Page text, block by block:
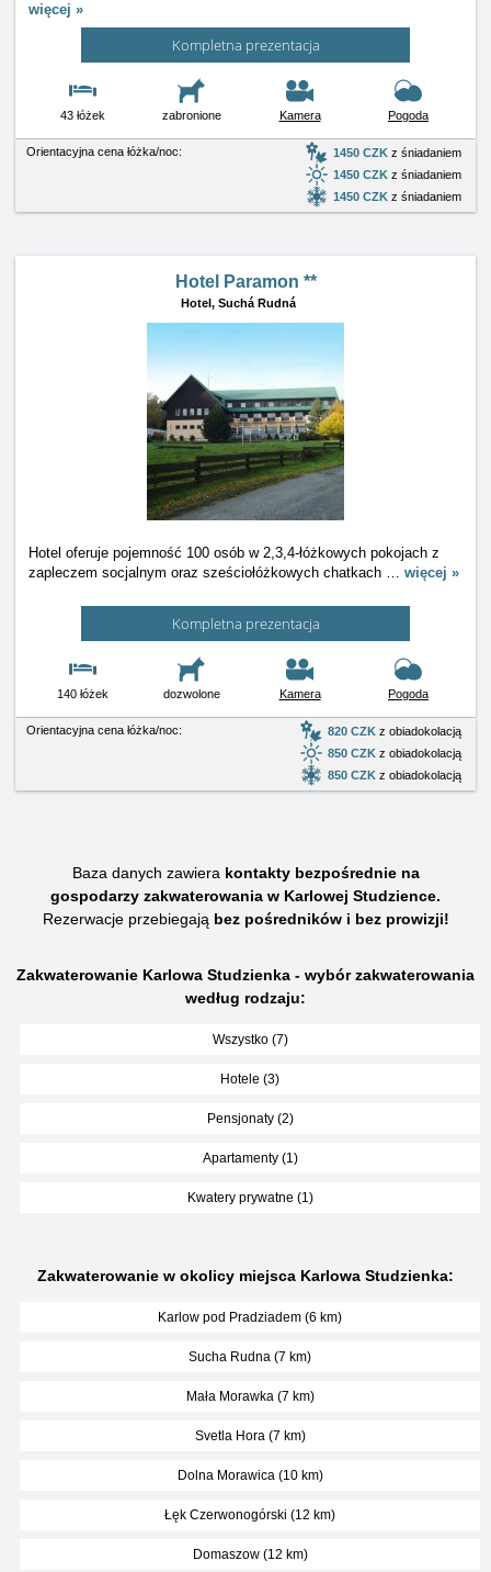
więcej »
Kompletna prezentacja
43 łóżek zabronione Kamera Pogoda
Orientacyjna cena łóżka/noc: 1450 CZK z śniadaniem
1450 CZK z śniadaniem
1450 CZK z śniadaniem
Hotel Paramon **
Hotel, Suchá Rudná
Hotel oferuje pojemność 100 osób w 2,3,4-łóżkowych pokojach z
zapleczem socjalnym oraz sześciołóżkowych chatkach … więcej »
Kompletna prezentacja
140 łóżek dozwolone Kamera Pogoda
Orientacyjna cena łóżka/noc: 820 CZK z obiadokolacją
850 CZK z obiadokolacją
850 CZK z obiadokolacją
Baza danych zawiera kontakty bezpośrednie na
gospodarzy zakwaterowania w Karlowej Studzience.
Rezerwacje przebiegają bez pośredników i bez prowizji!
Zakwaterowanie Karlowa Studzienka - wybór zakwaterowania
według rodzaju:
Wszystko (7)
Hotele (3)
Pensjonaty (2)
Apartamenty (1)
Kwatery prywatne (1)
Zakwaterowanie w okolicy miejsca Karlowa Studzienka:
Karlow pod Pradziadem (6 km)
Sucha Rudna (7 km)
Mała Morawka (7 km)
Svetla Hora (7 km)
Dolna Morawica (10 km)
Łęk Czerwonogórski (12 km)
Domaszow (12 km)